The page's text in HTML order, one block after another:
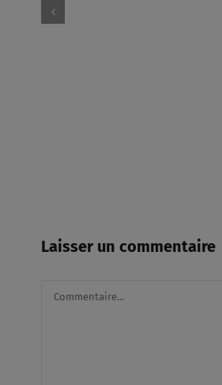
Laisser un commentaire
Commentaire